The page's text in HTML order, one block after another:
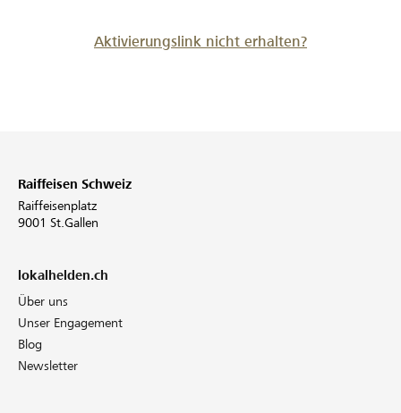
Aktivierungslink nicht erhalten?
Raiffeisen Schweiz
Raiffeisenplatz
9001 St.Gallen
lokalhelden.ch
Über uns
Unser Engagement
Blog
Newsletter